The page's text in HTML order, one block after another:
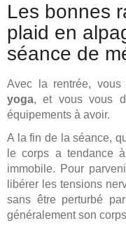
Les bonnes
plaid en
séance de
Avec la rentrée,
yoga, et vous vous
équipements à avoir.
A la fin de la séance,
le corps a tendance
immobile. Pour
libérer les tensions
sans être perturbé
généralement son